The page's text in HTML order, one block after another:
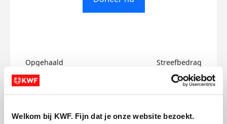
Welkom bij KWF. Fijn dat je onze website bezoekt.
Opgehaald
€0
Streefbedrag
€500